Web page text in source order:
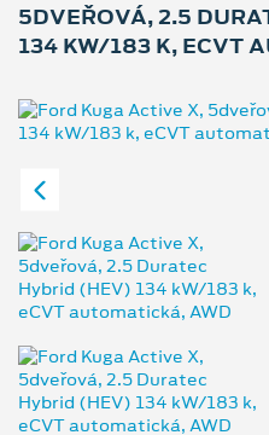
5DVEŘOVÁ, 2.5
134 KW/183 K, ECVT